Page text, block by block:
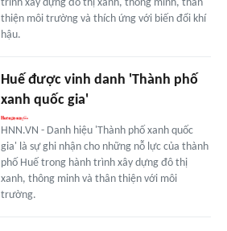
trình xây dựng đô thị xanh, thông minh, thân
thiện môi trường và thích ứng với biến đổi khí
hậu.
Huế được vinh danh 'Thành phố
xanh quốc gia'
HNN.VN - Danh hiệu 'Thành phố xanh quốc
gia' là sự ghi nhận cho những nỗ lực của thành
phố Huế trong hành trình xây dựng đô thị
xanh, thông minh và thân thiện với môi
trường.